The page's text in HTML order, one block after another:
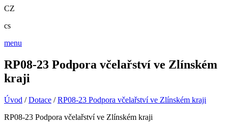
CZ
cs
menu
RP08-23 Podpora včelařství ve Zlínském
kraji
Úvod /Dotace /RP08-23 Podpora včelařství ve Zlínském kraji
RP08-23 Podpora včelařství ve Zlínském kraji